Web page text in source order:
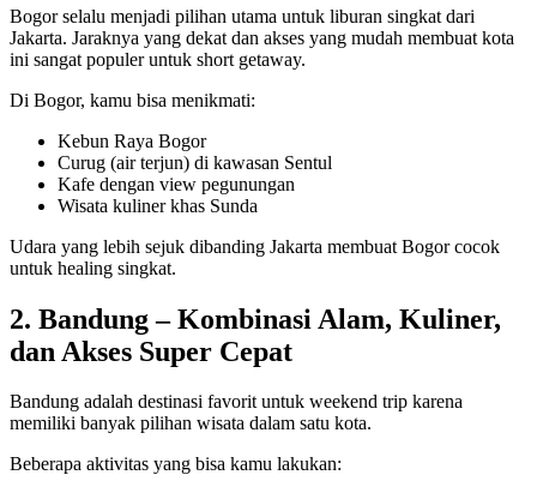
Bogor selalu menjadi pilihan utama untuk liburan singkat dari
Jakarta. Jaraknya yang dekat dan akses yang mudah membuat kota
ini sangat populer untuk short getaway.
Di Bogor, kamu bisa menikmati:
Kebun Raya Bogor
Curug (air terjun) di kawasan Sentul
Kafe dengan view pegunungan
Wisata kuliner khas Sunda
Udara yang lebih sejuk dibanding Jakarta membuat Bogor cocok
untuk healing singkat.
2. Bandung – Kombinasi Alam, Kuliner,
dan Akses Super Cepat
Bandung adalah destinasi favorit untuk weekend trip karena
memiliki banyak pilihan wisata dalam satu kota.
Beberapa aktivitas yang bisa kamu lakukan: